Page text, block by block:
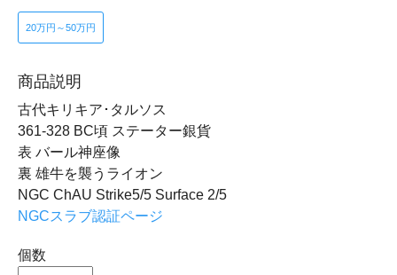
20万円～50万円
商品説明
古代キリキア･タルソス
361-328 BC頃 ステーター銀貨
表 バール神座像
裏 雄牛を襲うライオン
NGC ChAU Strike5/5 Surface 2/5
NGCスラブ認証ページ
個数